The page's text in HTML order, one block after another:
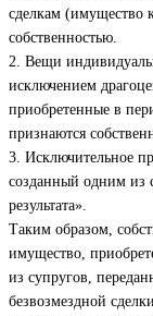
сделкам (имущество
собственностью.
2. Вещи
исключением
приобретенные в
признаются
3. Исключительное
созданный одним из
результата».
Таким образом,
имущество,
из супругов,
безвозмездной